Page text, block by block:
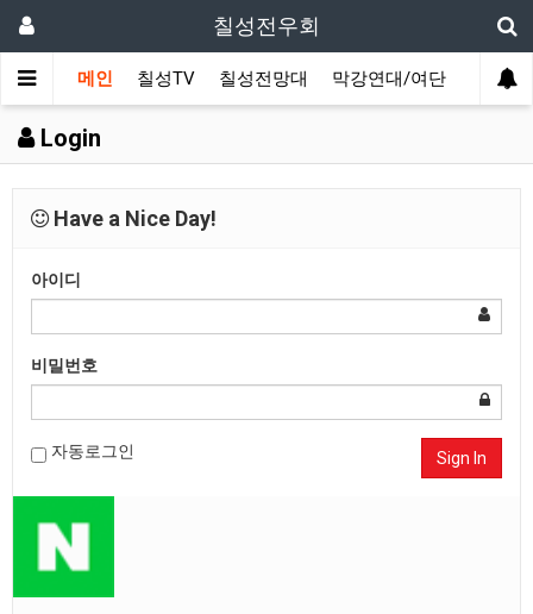
칠성전우회
메인 칠성TV 칠성전망대 막강연대/여단 사단
Login
Have a Nice Day!
아이디
비밀번호
자동로그인 Sign In